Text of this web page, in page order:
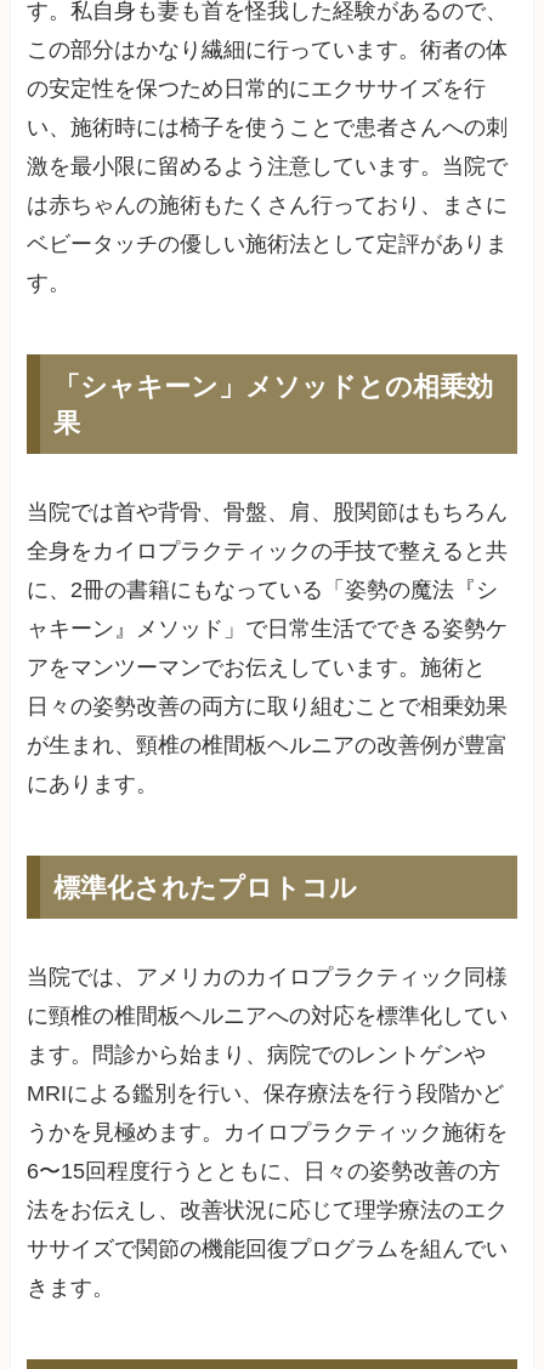
す。私自身も妻も首を怪我した経験があるので、
この部分はかなり繊細に行っています。術者の体
の安定性を保つため日常的にエクササイズを行
い、施術時には椅子を使うことで患者さんへの刺
激を最小限に留めるよう注意しています。当院で
は赤ちゃんの施術もたくさん行っており、まさに
ベビータッチの優しい施術法として定評がありま
す。
「シャキーン」メソッドとの相乗効
果
当院では首や背骨、骨盤、肩、股関節はもちろん
全身をカイロプラクティックの手技で整えると共
に、2冊の書籍にもなっている「姿勢の魔法『シ
ャキーン』メソッド」で日常生活でできる姿勢ケ
アをマンツーマンでお伝えしています。施術と
日々の姿勢改善の両方に取り組むことで相乗効果
が生まれ、頸椎の椎間板ヘルニアの改善例が豊富
にあります。
標準化されたプロトコル
当院では、アメリカのカイロプラクティック同様
に頸椎の椎間板ヘルニアへの対応を標準化してい
ます。問診から始まり、病院でのレントゲンや
MRIによる鑑別を行い、保存療法を行う段階かど
うかを見極めます。カイロプラクティック施術を
6〜15回程度行うとともに、日々の姿勢改善の方
法をお伝えし、改善状況に応じて理学療法のエク
ササイズで関節の機能回復プログラムを組んでい
きます。